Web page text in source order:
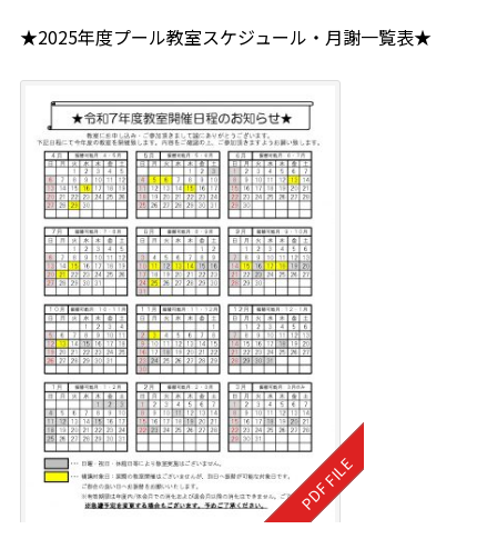
★2025年度プール教室スケジュール・月謝一覧表★